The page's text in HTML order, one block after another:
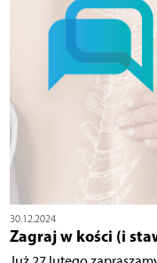
30.12.2024
Zagraj w kości (i